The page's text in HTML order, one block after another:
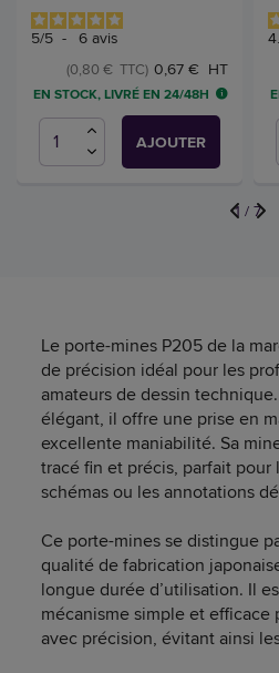
5/5 - 6 avis
0,67 € HT
(0,80 € TTC)
EN STOCK, LIVRÉ EN 24/48H
AJOUTER
1 / 7
Le porte-mines P205 de la
de précision idéal pour les
amateurs de dessin
élégant, il offre une prise en
excellente maniabilité. Sa
tracé fin et précis, parfait pour
schémas ou les annotations
Ce porte-mines se distingue
qualité de fabrication
longue durée d’utilisation. Il
mécanisme simple et efficace
avec précision, évitant ainsi